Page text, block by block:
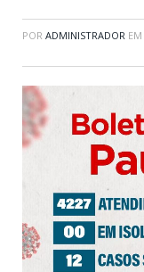
POR ADMINISTRADOR EM